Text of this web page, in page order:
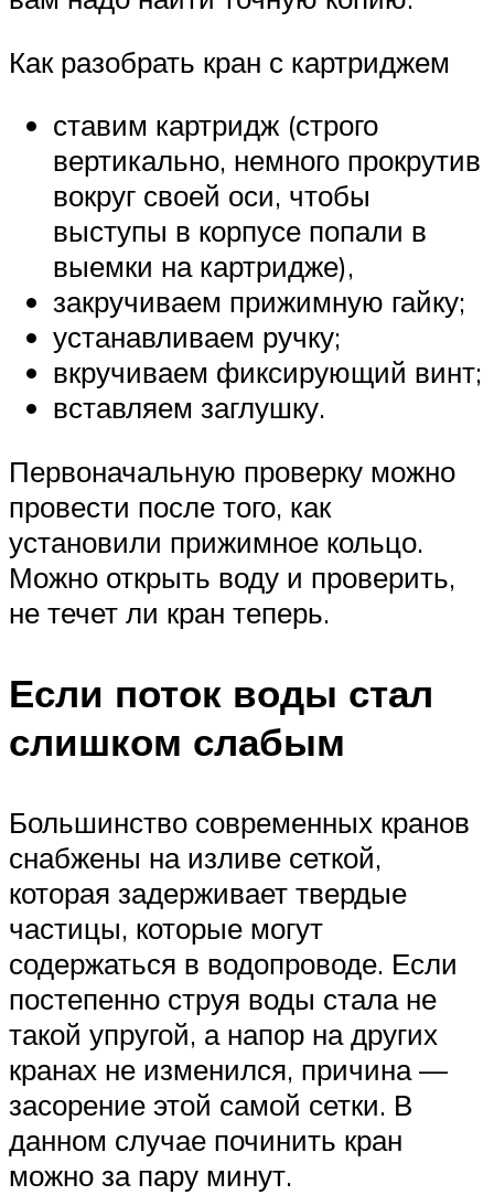
Как разобрать кран с картриджем
ставим картридж (строго
вертикально, немного прокрутив
вокруг своей оси, чтобы
выступы в корпусе попали в
выемки на картридже),
закручиваем прижимную гайку;
устанавливаем ручку;
вкручиваем фиксирующий винт;
вставляем заглушку.
Первоначальную проверку можно
провести после того, как
установили прижимное кольцо.
Можно открыть воду и проверить,
не течет ли кран теперь.
Если поток воды стал
слишком слабым
Большинство современных кранов
снабжены на изливе сеткой,
которая задерживает твердые
частицы, которые могут
содержаться в водопроводе. Если
постепенно струя воды стала не
такой упругой, а напор на других
кранах не изменился, причина —
засорение этой самой сетки. В
данном случае починить кран
можно за пару минут.